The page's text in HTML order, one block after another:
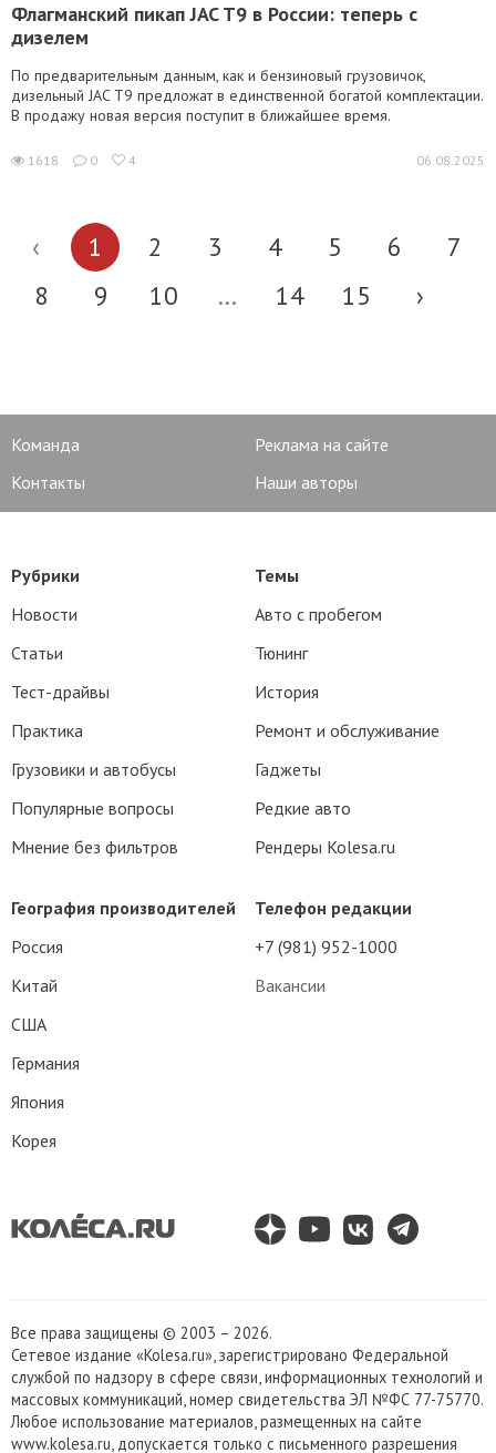
Флагманский пикап JAC T9 в России: теперь с
дизелем
По предварительным данным, как и бензиновый грузовичок,
дизельный JAC T9 предложат в единственной богатой комплектации.
В продажу новая версия поступит в ближайшее время.
1618 0 4 06.08.2025
‹ 1 2 3 4 5 6
7
8
9 10 ... 14 15 ›
Команда
Реклама на сайте
Контакты
Наши авторы
Телефон редакции
+7 (981) 952-1000
Вакансии
Рубрики
Новости
Статьи
Тест-драйвы
Практика
Грузовики и автобусы
Популярные вопросы
Мнение без фильтров
Темы
Авто с пробегом
Тюнинг
История
Ремонт и обслуживание
Гаджеты
Редкие авто
Рендеры Kolesa.ru
География производителей
Россия
Китай
США
Германия
Япония
Корея
Все права защищены © 2003 – 2026.
Сетевое издание «Kolesa.ru», зарегистрировано Федеральной
службой по надзору в сфере связи, информационных технологий и
массовых коммуникаций, номер свидетельства ЭЛ №ФС 77-75770.
Любое использование материалов, размещенных на сайте
www.kolesa.ru, допускается только с письменного разрешения